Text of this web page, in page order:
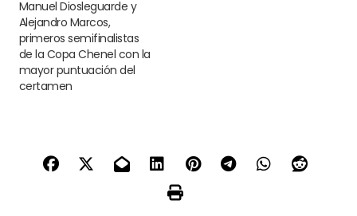
Manuel Diosleguarde y
Alejandro Marcos,
primeros semifinalistas
de la Copa Chenel con la
mayor puntuación del
certamen